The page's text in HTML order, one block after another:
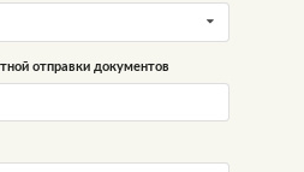
отправки документов